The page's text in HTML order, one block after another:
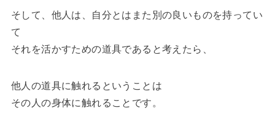
そして、他人は、自分とはまた別の良いものを持ってい
て
それを活かすための道具であると考えたら、
他人の道具に触れるということは
その人の身体に触れることです。